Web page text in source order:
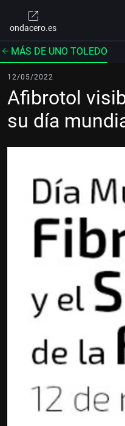
ondacero.es
MÁS DE UNO TOLEDO
12/05/2022
Afibrotol
su día